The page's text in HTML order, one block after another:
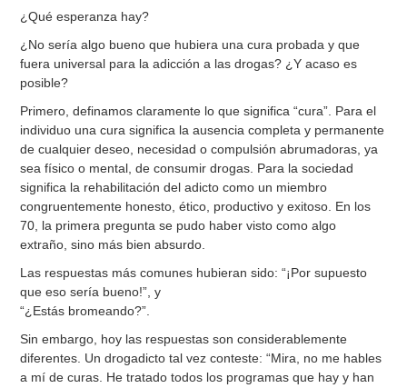
¿Qué esperanza hay?
¿No sería algo bueno que hubiera una cura probada y que
fuera universal para la adicción a las drogas? ¿Y acaso es
posible?
Primero, definamos claramente lo que significa “cura”. Para el
individuo una cura significa la ausencia completa y permanente
de cualquier deseo, necesidad o compulsión abrumadoras, ya
sea físico o mental, de consumir drogas. Para la sociedad
significa la rehabilitación del adicto como un miembro
congruentemente honesto, ético, productivo y exitoso. En los
70, la primera pregunta se pudo haber visto como algo
extraño, sino más bien absurdo.
Las respuestas más comunes hubieran sido: “¡Por supuesto
que eso sería bueno!”, y
“¿Estás bromeando?”.
Sin embargo, hoy las respuestas son considerablemente
diferentes. Un drogadicto tal vez conteste: “Mira, no me hables
a mí de curas. He tratado todos los programas que hay y han